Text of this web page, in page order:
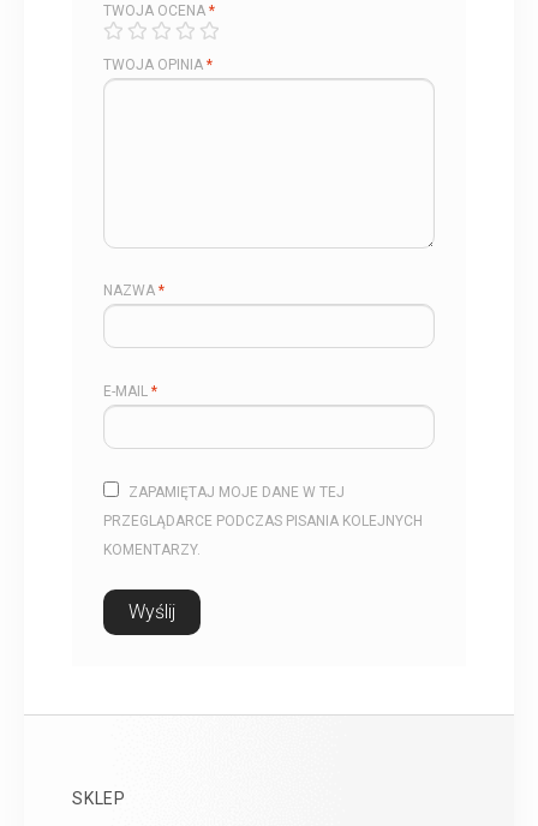
SKLEP
TWOJA OCENA *
TWOJA OPINIA *
NAZWA *
E-MAIL *
ZAPAMIĘTAJ MOJE DANE W TEJ
PRZEGLĄDARCE PODCZAS PISANIA KOLEJNYCH
KOMENTARZY.